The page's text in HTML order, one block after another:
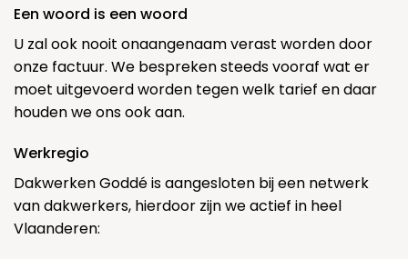
Een woord is een woord
U zal ook nooit onaangenaam verast worden door
onze factuur. We bespreken steeds vooraf wat er
moet uitgevoerd worden tegen welk tarief en daar
houden we ons ook aan.
Werkregio
Dakwerken Goddé is aangesloten bij een netwerk
van dakwerkers, hierdoor zijn we actief in heel
Vlaanderen: